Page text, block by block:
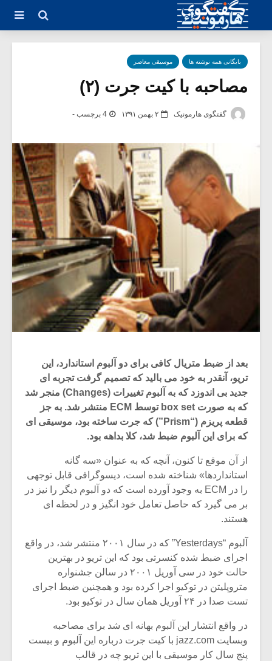
بایگانی همه نوشته ها موسیقی معاصر
مصاحبه با کیت جرت (۲)
گفتگوی هارمونیک ۲ بهمن ۱۳۹۱ 4 برچسب -
بعد از ضبط متریال کافی برای دو آلبوم استاندارد، این
تریو، آنقدر به خود می بالید که تصمیم گرفت تجربه ای
جدید بی اندوزد که به آلبوم تغییرات (Changes) منجر شد
که به صورت box set توسط ECM منتشر شد. به جز
قطعه پریزم (“Prism”) که جرت ساخته بود، موسیقی ای
که برای این آلبوم ضبط شد، کلا بداهه بود.
از آن موقع تا کنون، آنچه که به عنوان «سه گانه
استانداردها» شناخته شده است، دیسوگرافی قابل توجهی
را در ECM به وجود آورده است که دو آلبوم دیگر را نیز در
بر می گیرد که حاصل تعامل خود انگیز و در لحظه ای
هستند.
آلبوم “Yesterdays” که در سال ۲۰۰۱ منتشر شد، در واقع
اجرای ضبط شده کنسرتی بود که این تریو در بهترین
حالت خود در سی آوریل ۲۰۰۱ در سالن جشنواره
متروپلیتن در توکیو اجرا کرده بود و همچنین ضبط اجرای
تست صدا در ۲۴ آوریل همان سال در توکیو بود.
در واقع انتشار این آلبوم بهانه ای شد برای مصاحبه
وبسایت jazz.com با کیت جرت درباره این آلبوم و بیست
پنج سال کار موسیقی با این تریو چه در قالب